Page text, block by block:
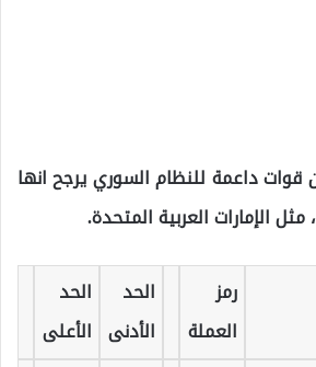
قوات داعمة للنظام السوري يرجح انها
الإمارات العربية المتحدة.
رمز
العملة
الحد
الأدنى
الحد
الأعلى